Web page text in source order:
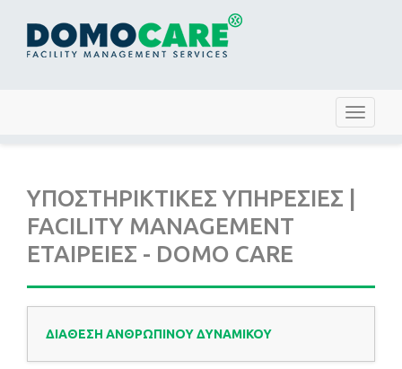
ΥΠΟΣΤΗΡΙΚΤΙΚΕΣ ΥΠΗΡΕΣΙΕΣ |
FACILITY MANAGEMENT
ΕΤΑΙΡΕΙΕΣ - DOMO CARE
ΔΙΑΘΕΣΗ ΑΝΘΡΩΠΙΝΟΥ ΔΥΝΑΜΙΚΟΥ
Toggle